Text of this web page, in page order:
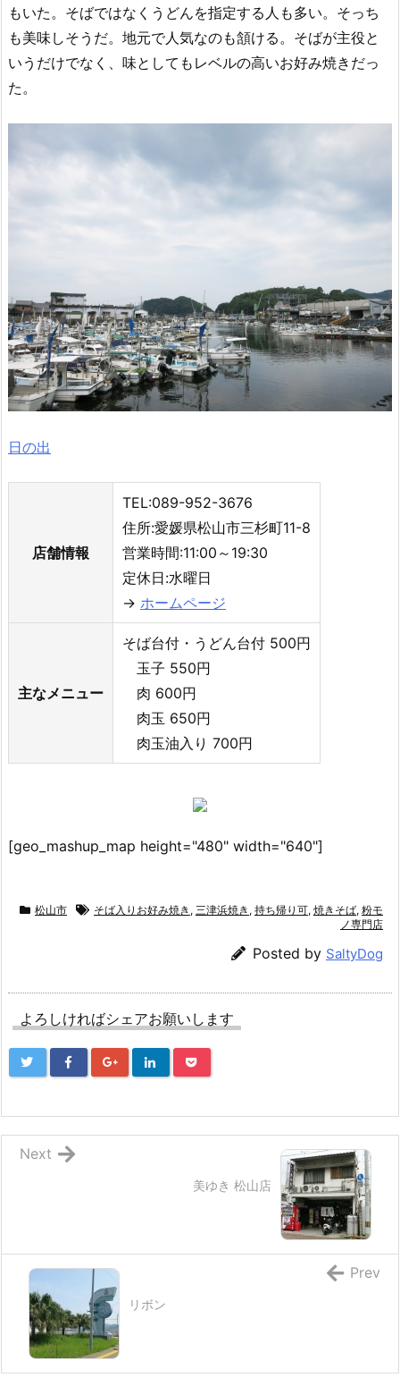
もいた。そばではなくうどんを指定する人も多い。そっち
も美味しそうだ。地元で人気なのも頷ける。そばが主役と
いうだけでなく、味としてもレベルの高いお好み焼きだっ
た。
日の出
店舗情報
TEL:089-952-3676
住所:愛媛県松山市三杉町11-8
営業時間:11:00～19:30
定休日:水曜日
→ ホームページ
主なメニュー
そば台付・うどん台付 500円
玉子 550円
肉 600円
肉玉 650円
肉玉油入り 700円
[geo_mashup_map height="480" width="640"]
松山市 そば入りお好み焼き , 三津浜焼き , 持ち帰り可, 焼きそば, 粉モ
ノ専門店
Posted by SaltyDog
よろしければシェアお願いします
美ゆき 松山店
Next
リボン
Prev